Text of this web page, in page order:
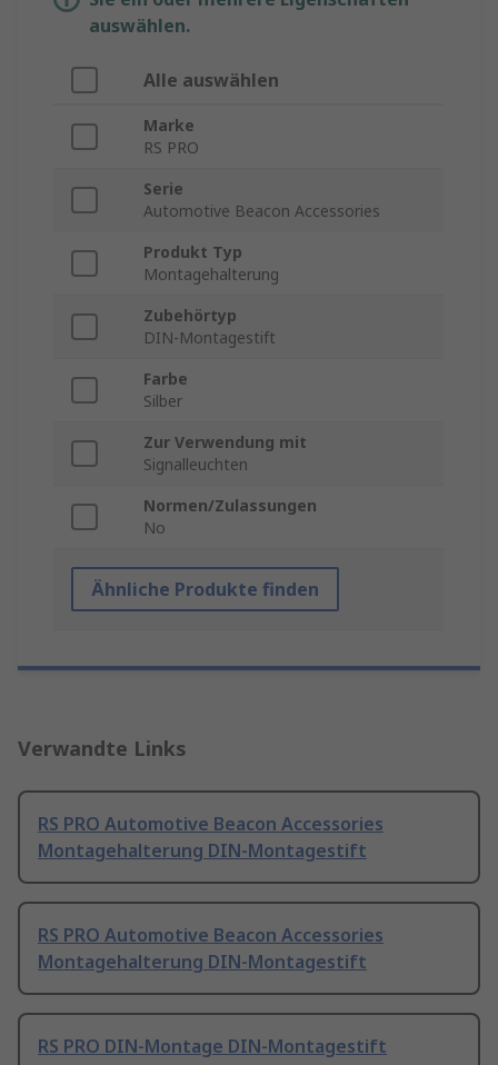
auswählen.
Alle auswählen
Marke
RS PRO
Serie
Automotive Beacon Accessories
Produkt Typ
Montagehalterung
Zubehörtyp
DIN-Montagestift
Farbe
Silber
Zur Verwendung mit
Signalleuchten
Normen/Zulassungen
No
Ähnliche Produkte finden
Verwandte Links
RS PRO Automotive Beacon Accessories
Montagehalterung DIN-Montagestift
RS PRO Automotive Beacon Accessories
Montagehalterung DIN-Montagestift
RS PRO DIN-Montage DIN-Montagestift